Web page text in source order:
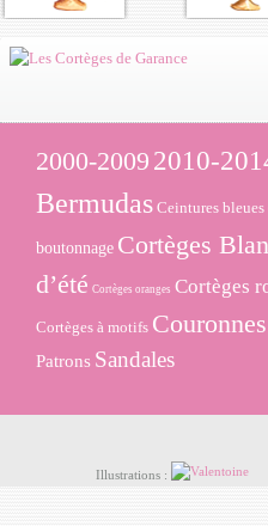
2000-2009 2010-
Bermudas Ceintures bleues
boutonnage Cortèges
d’été Cortèges oranges Cortèges
Cortèges à motifs Couronnes
Patrons Sandales
Illustrations :